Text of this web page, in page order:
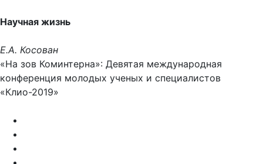
Научная жизнь
Е.А. Косован
«На зов Коминтерна»: Девятая международная
конференция молодых ученых и специалистов
«Клио-2019»